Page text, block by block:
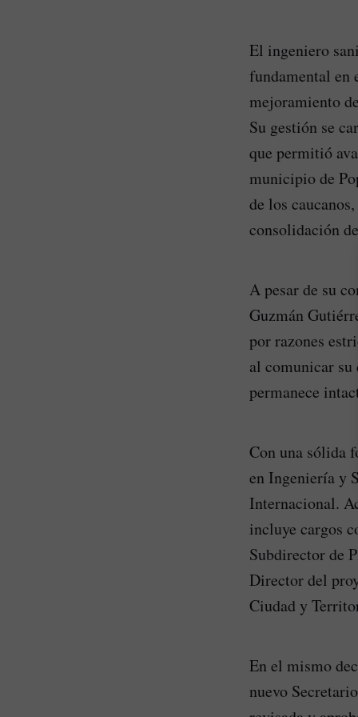
El ingeniero
fundamental en
mejoramiento
Su gestión se
que permitió
municipio de
de los
consolidación
A pesar de su
Guzmán
por razones
al comunicar
permanece
Con una sólida
en Ingeniería y
Internacional.
incluye cargos
Subdirector de
Director del
Ciudad y
En el mismo
nuevo